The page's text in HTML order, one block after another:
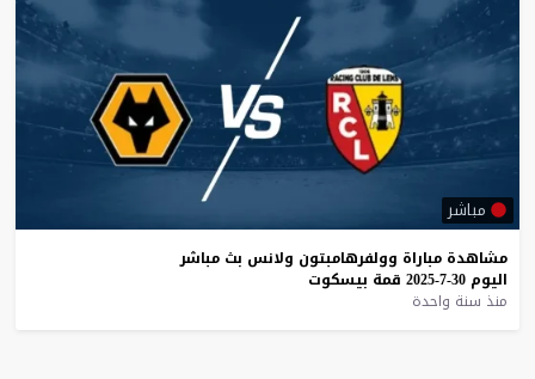
مباشر
مشاهدة مباراة وولفرهامبتون ولانس بث مباشر
اليوم 30-7-2025 قمة بيسكوت
منذ سنة واحدة